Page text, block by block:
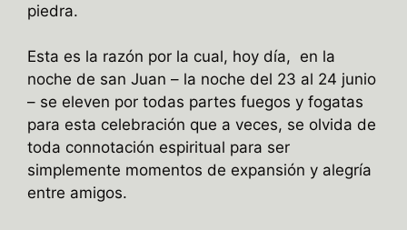
piedra.
Esta es la razón por la cual, hoy día, en la
noche de san Juan – la noche del 23 al 24 junio
– se eleven por todas partes fuegos y fogatas
para esta celebración que a veces, se olvida de
toda connotación espiritual para ser
simplemente momentos de expansión y alegría
entre amigos.